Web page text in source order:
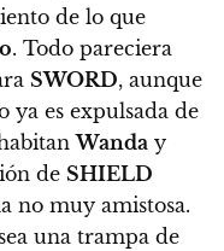
de lo que
. Todo pareciera
SWORD, aunque
ya es expulsada de
Wanda y
de SHIELD
no muy amistosa.
sea una trampa de